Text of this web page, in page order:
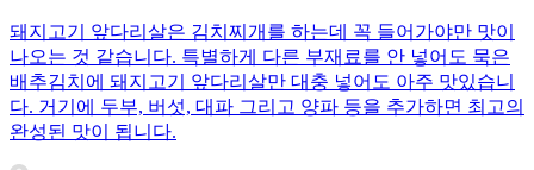
돼지고기 앞다리살은 김치찌개를 하는데 꼭 들어가야만 맛이
나오는 것 같습니다. 특별하게 다른 부재료를 안 넣어도 묵은
배추김치에 돼지고기 앞다리살만 대충 넣어도 아주 맛있습니
다. 거기에 두부, 버섯, 대파 그리고 양파 등을 추가하면 최고의
완성된 맛이 됩니다.